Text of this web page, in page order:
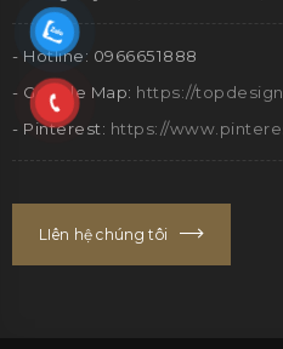
- Hotline: 0966651888
- Google Map: https://
- Pinterest: https://
LIên hệ chúng tôi